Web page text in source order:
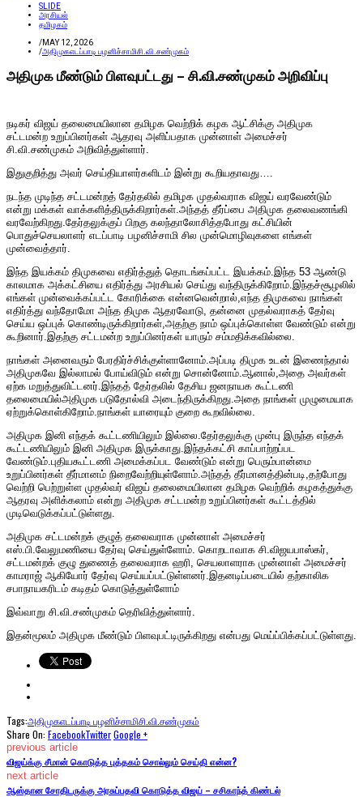
SLIDE
அரசியல்
தமிழகம்
/MAY 12, 2026
/அதிமுகஎடப்பாடி பழனிச்சாமிசி.வி.சண்முகம்
அதிமுக மீண்டும் பிளவுபட்டது – சி.வி.சண்முகம் அறிவிப்பு
நடிகர் விஜய் தலைமையிலான தமிழக வெற்றிக் கழக ஆட்சிக்கு அதிமுக
சட்டமன்ற உறுப்பினர்கள் ஆதரவு அளிப்பதாக முன்னாள் அமைச்சர்
சி.வி.சண்முகம் அறிவித்துள்ளார்.
இதுகுறித்து அவர் செய்தியாளர்களிடம் இன்று கூறியதாவது….
நடந்த முடிந்த சட்டமன்றத் தேர்தலில் தமிழக முதல்வராக விஜய் வரவேண்டும்
என்று மக்கள் வாக்களித்திருக்கிறார்கள்.அந்தத் தீர்ப்பை அதிமுக தலைவணங்கி
வரவேற்கிறது.தேர்தலுக்குப் பிறகு கலந்தாலோசித்தபோது கட்சியின்
பொதுச்செயலாளர் எடப்பாடி பழனிச்சாமி சில முன்மொழிவுகளை எங்கள்
முன்வைத்தார்.
இந்த இயக்கம் திமுகவை எதிர்த்துத் தொடங்கப்பட்ட இயக்கம்.இந்த 53 ஆண்டு
காலமாக அக்கட்சியை எதிர்த்து அரசியல் செய்து வந்திருக்கிறோம்.இந்தச்சூழலில்
எங்கள் முன்வைக்கப்பட்ட கோரிக்கை என்னவென்றால்,எந்த திமுகவை நாங்கள்
எதிர்த்து வந்தோமோ அந்த திமுக ஆதரவோடு, தன்னை முதல்வராகத் தேர்வு
செய்ய ஒப்புக் கொண்டிருக்கிறார்கள்,அதற்கு நாம் ஒப்புக்கொள்ள வேண்டும் என்று
கூறினார்.இதற்கு சட்டமன்ற உறுப்பினர்கள் யாரும் சம்மதிக்கவில்லை.
நாங்கள் அனைவரும் பேரதிர்ச்சிக்குள்ளானோம்.அப்படி திமுக உடன் இணைந்தால்
அதிமுகவே இல்லாமல் போய்விடும் என்று சொன்னோம்.ஆனால்,அதை அவர்கள்
ஏற்க மறுத்துவிட்டனர்.இந்தத் தேர்தலில் தேசிய ஜனநாயக கூட்டணி
தலைமையில்அதிமுக படுதோல்வி அடைந்திருக்கிறது.அதை நாங்கள் முழுமையாக
ஏற்றுக்கொள்கிறோம்.நாங்கள் யாரையும் குறை கூறவில்லை.
அதிமுக இனி எந்தக் கூட்டணியிலும் இல்லை.தேர்தலுக்கு முன்பு இருந்த எந்தக்
கூட்டணியிலும் இனி அதிமுக இருக்காது.இந்தக்கட்சி காப்பாற்றப்பட
வேண்டும்.புதியகூட்டணி அமைக்கப்பட வேண்டும் என்று பெரும்பான்மை
உறுப்பினர்கள் தீர்மானம் நிறைவேற்றியுள்ளோம்.அந்தத் தீர்மானத்தின்படி,தற்போது
வெற்றி பெற்றுள்ள முதல்வர் விஜய் தலைமையிலான தமிழக வெற்றிக் கழகத்துக்கு
ஆதரவு அளிக்கலாம் என்று அதிமுக சட்டமன்ற உறுப்பினர்கள் கூட்டத்தில்
முடிவெடுக்கப்பட்டுள்ளது.
அதிமுக சட்டமன்றக் குழுத் தலைவராக முன்னாள் அமைச்சர்
எஸ்.பி.வேலுமணியை தேர்வு செய்துள்ளோம். கொறடாவாக சி.விஜயபாஸ்கர்,
சட்டமன்றக் குழு துணைத் தலைவராக ஹரி, செயலாளராக முன்னாள் அமைச்சர்
காமராஜ் ஆகியோர் தேர்வு செய்யப்பட்டுள்ளனர்.இதனடிப்படையில் தற்காலிக
சபாநாயகரிடம் கடிதம் கொடுத்துள்ளோம்
இவ்வாறு சி.வி.சண்முகம் தெரிவித்துள்ளார்.
இதன்மூலம் அதிமுக மீண்டும் பிளவுபட்டிருக்கிறது என்பது மெய்ப்பிக்கப்பட்டுள்ளது.
Tags:அதிமுகஎடப்பாடி பழனிச்சாமிசி.வி.சண்முகம்
Share On: FacebookTwitterGoogle +
previous article
விஜய்க்கு சீமான் கொடுத்த புத்தகம் சொல்லும் செய்தி என்ன?
next article
ஆஸ்தான சோதிடருக்கு அரசுப்பதவி கொடுத்த விஜய் – சசிகாந்த் கிண்டல்